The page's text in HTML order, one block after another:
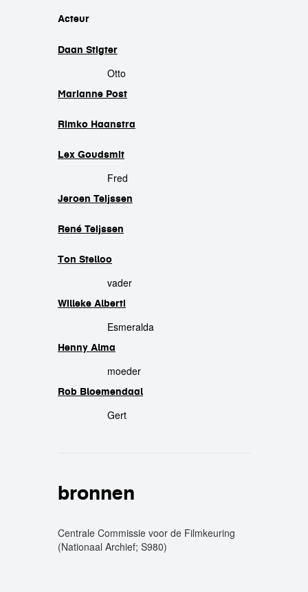
cast
Acteur
Daan Stigter
Otto
Marianne Post
Rimko Haanstra
Lex Goudsmit
Fred
Jeroen Teijssen
René Teijssen
Ton Stelloo
vader
Willeke Alberti
Esmeralda
Henny Alma
moeder
Rob Bloemendaal
Gert
bronnen
Centrale Commissie voor de Filmkeuring
(Nationaal Archief; S980)